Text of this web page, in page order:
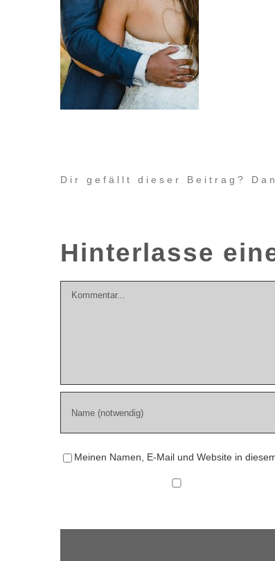
Dir gefällt dieser Beitrag?
Hinterlasse
Kommentar
Meinen Namen, E-Mail und Website in